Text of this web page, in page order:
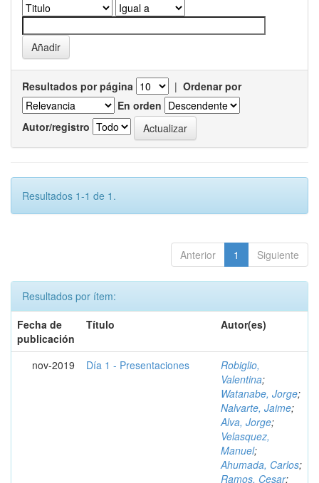
Resultados por página | Ordenar por
En orden
Autor/registro
Resultados 1-1 de 1.
Anterior 1 Siguiente
Resultados por ítem:
Fecha de
publicación
Título Autor(es)
nov-2019 Día 1 - Presentaciones
Robiglio,
Valentina;
Watanabe, Jorge;
Nalvarte, Jaime;
Alva, Jorge;
Velasquez,
Manuel;
Ahumada, Carlos;
Ramos, Cesar;